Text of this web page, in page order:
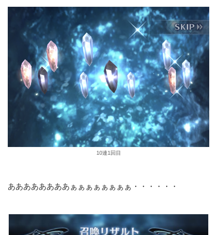
10連1回目
ああああああああぁぁぁぁぁぁぁぁ・・・・・・